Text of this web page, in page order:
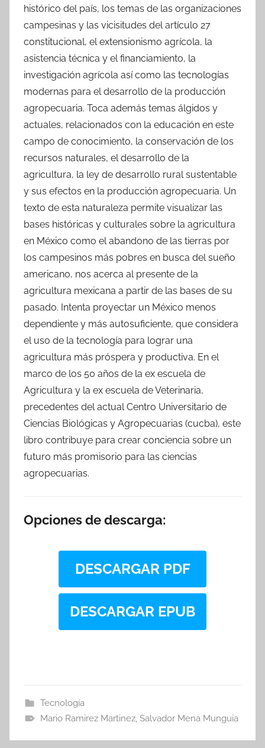
histórico del país, los temas de las organizaciones
campesinas y las vicisitudes del artículo 27
constitucional, el extensionismo agrícola, la
asistencia técnica y el financiamiento, la
investigación agrícola así como las tecnologías
modernas para el desarrollo de la producción
agropecuaria. Toca además temas álgidos y
actuales, relacionados con la educación en este
campo de conocimiento, la conservación de los
recursos naturales, el desarrollo de la
agricultura, la ley de desarrollo rural sustentable
y sus efectos en la producción agropecuaria. Un
texto de esta naturaleza permite visualizar las
bases históricas y culturales sobre la agricultura
en México como el abandono de las tierras por
los campesinos más pobres en busca del sueño
americano, nos acerca al presente de la
agricultura mexicana a partir de las bases de su
pasado. Intenta proyectar un México menos
dependiente y más autosuficiente, que considera
el uso de la tecnología para lograr una
agricultura más próspera y productiva. En el
marco de los 50 años de la ex escuela de
Agricultura y la ex escuela de Veterinaria,
precedentes del actual Centro Universitario de
Ciencias Biológicas y Agropecuarias (cucba), este
libro contribuye para crear conciencia sobre un
futuro más promisorio para las ciencias
agropecuarias.
Opciones de descarga:
DESCARGAR PDF
DESCARGAR EPUB
Tecnología
Mario Ramirez Martinez, Salvador Mena Munguia